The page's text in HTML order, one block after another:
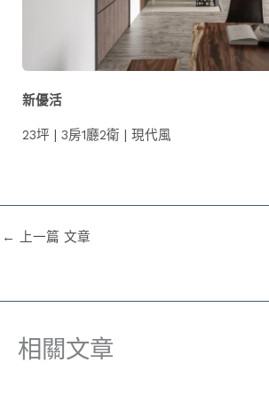
新優活
23坪 | 3房1廳2衛 | 現代風
← 上一篇 文章
相關文章